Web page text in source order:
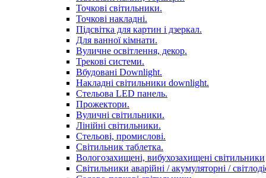
Точкові світильники.
Точкові накладні.
Підсвітка для картин і дзеркал.
Для ванної кімнати.
Вуличне освітлення, декор.
Трекові системи.
Вбудовані Downlight.
Накладні світильники downlight.
Стельова LED панель.
Прожектори.
Вуличні світильники.
Лінійні світильники.
Стельові, промислові.
Світильник таблетка.
Вологозахищені, вибухозахищені світильники
Світильники аварійні / акумуляторні /